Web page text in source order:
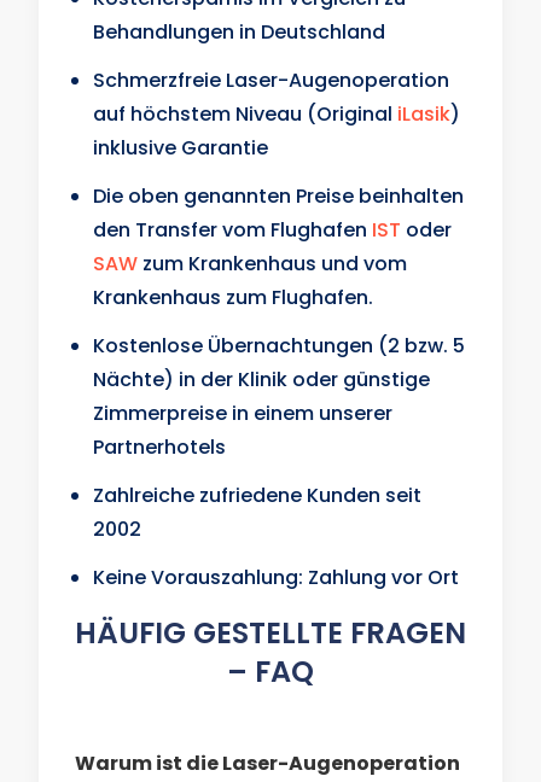
Behandlungen in Deutschland
Schmerzfreie Laser-Augenoperation
auf höchstem Niveau (Original iLasik)
inklusive Garantie
Die oben genannten Preise beinhalten
den Transfer vom Flughafen IST oder
SAW zum Krankenhaus und vom
Krankenhaus zum Flughafen.
Kostenlose Übernachtungen (2 bzw. 5
Nächte) in der Klinik oder günstige
Zimmerpreise in einem unserer
Partnerhotels
Zahlreiche zufriedene Kunden seit
2002
Keine Vorauszahlung: Zahlung vor Ort
HÄUFIG GESTELLTE FRAGEN
– FAQ
Warum ist die Laser-Augenoperation